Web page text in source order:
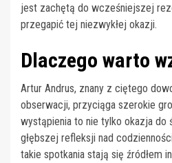
jest zachętą do wcześniejszej
przegapić tej niezwykłej okazji.
Dlaczego warto
Artur Andrus, znany z ciętego
obserwacji, przyciąga szerokie
wystąpienia to nie tylko okazja do
głębszej refleksji nad
takie spotkania stają się źródłem